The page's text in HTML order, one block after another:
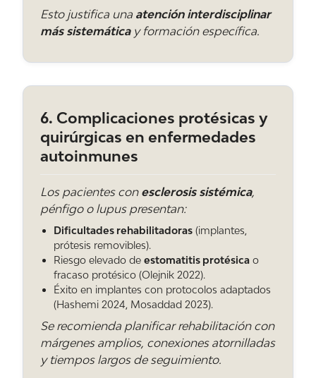
Una dieta rica en azúcares y ultraprocesados
aceite de oliva, ayuda tanto a la piel como a las
encías.
¿Hay manchas o lesiones en la boca que
deberían hacerme acudir al dermatólogo?
Sí: llagas que no curan en dos semanas,
ampollas que se rompen y dejan zonas en
carne viva, manchas blancas o rojas que
cambian, y lesiones que pican o queman. Lo
mejor es valorarlo entre dentista y
dermatólogo.
¿Qué es el liquen plano oral y por qué me lo
Esto justifica una atención interdisciplinar
más sistemáticay formación específica.
6. Complicaciones protésicas y
quirúrgicas en enfermedades
autoinmunes
Los pacientes con esclerosis sistémica,
pénfigo o lupus presentan:
Dificultades rehabilitadoras (implantes,
prótesis removibles).
Riesgo elevado deestomatitis protésica o
fracaso protésico (Olejnik 2022).
Éxito en implantes con protocolos adaptados
(Hashemi 2024, Mosaddad 2023).
Se recomienda planificar rehabilitación con
márgenes amplios, conexiones atornilladas
y tiempos largos de seguimiento.